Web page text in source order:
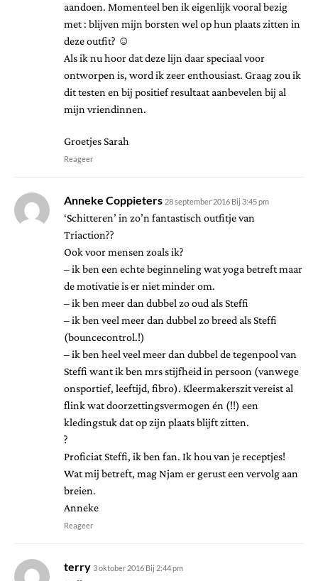
aandoen. Momenteel ben ik eigenlijk vooral bezig
met : blijven mijn borsten wel op hun plaats zitten in
deze outfit? ☺️
Als ik nu hoor dat deze lijn daar speciaal voor
ontworpen is, word ik zeer enthousiast. Graag zou ik
dit testen en bij positief resultaat aanbevelen bij al
mijn vriendinnen.
Groetjes Sarah
Reageer
Anneke Coppieters 28 september 2016 Bij 3:45 pm
‘Schitteren’ in zo’n fantastisch outfitje van
Triaction??
Ook voor mensen zoals ik?
– ik ben een echte beginneling wat yoga betreft maar
de motivatie is er niet minder om.
– ik ben meer dan dubbel zo oud als Steffi
– ik ben veel meer dan dubbel zo breed als Steffi
(bouncecontrol.!)
– ik ben heel veel meer dan dubbel de tegenpool van
Steffi want ik ben mrs stijfheid in persoon (vanwege
onsportief, leeftijd, fibro). Kleermakerszit vereist al
flink wat doorzettingsvermogen én (!!) een
kledingstuk dat op zijn plaats blijft zitten.
?
Proficiat Steffi, ik ben fan. Ik hou van je receptjes!
Wat mij betreft, mag Njam er gerust een vervolg aan
breien.
Anneke
Reageer
terry 3 oktober 2016 Bij 2:44 pm